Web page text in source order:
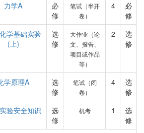
力学A
必
修
笔试（半开
卷）
4
必
修
学基础实验
(上)
选
修
大作业（论
文、报告、
项目或作品
等）
2
选
修
学原理A
选
修
笔试（闭
卷）
4
选
修
验安全知识
选
修
机考 1
选
修